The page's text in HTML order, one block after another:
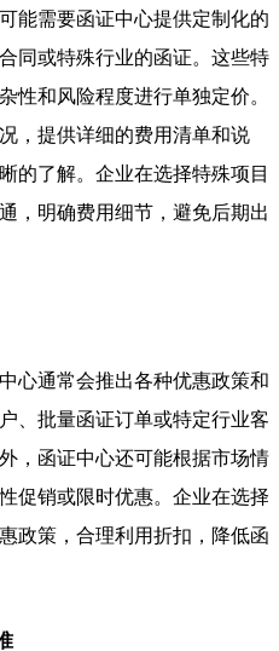
能需要函证中心提供定制化的
同或特殊行业的函证。这些特
性和风险程度进行单独定价。
，提供详细的费用清单和说
的了解。企业在选择特殊项目
，明确费用细节，避免后期出
心通常会推出各种优惠政策和
、批量函证订单或特定行业客
，函证中心还可能根据市场情
促销或限时优惠。企业在选择
政策，合理利用折扣，降低函